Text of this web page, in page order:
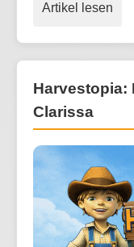
Artikel lesen
Harvestopia:
Clarissa